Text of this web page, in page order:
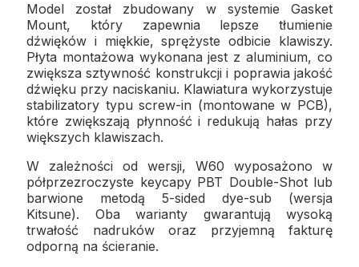
Model został zbudowany w systemie Gasket
Mount, który zapewnia lepsze tłumienie
dźwięków i miękkie, sprężyste odbicie klawiszy.
Płyta montażowa wykonana jest z aluminium, co
zwiększa sztywność konstrukcji i poprawia jakość
dźwięku przy naciskaniu. Klawiatura wykorzystuje
stabilizatory typu screw-in (montowane w PCB),
które zwiększają płynność i redukują hałas przy
większych klawiszach.
W zależności od wersji, W60 wyposażono w
półprzezroczyste keycapy PBT Double-Shot lub
barwione metodą 5-sided dye-sub (wersja
Kitsune). Oba warianty gwarantują wysoką
trwałość nadruków oraz przyjemną fakturę
odporną na ścieranie.